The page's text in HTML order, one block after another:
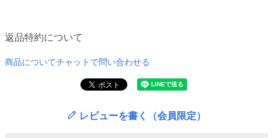
返品特約について
商品についてチャットで問い合わせる
レビューを書く（会員限定）